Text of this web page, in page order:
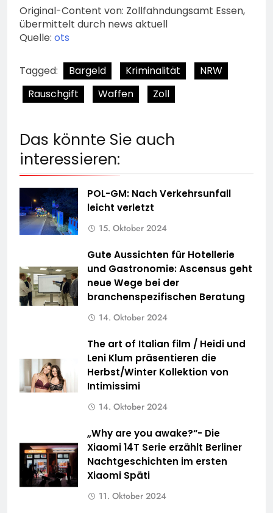
Original-Content von: Zollfahndungsamt Essen,
übermittelt durch news aktuell
Quelle: ots
Tagged: Bargeld Kriminalität
NRW
Rauschgift
Waffen Zoll
Das könnte Sie auch
interessieren:
POL-GM: Nach Verkehrsunfall
leicht verletzt
15. Oktober 2024
Gute Aussichten für Hotellerie
und Gastronomie: Ascensus geht
neue Wege bei der
branchenspezifischen Beratung
14. Oktober 2024
The art of Italian film / Heidi und
Leni Klum präsentieren die
Herbst/Winter Kollektion von
Intimissimi
14. Oktober 2024
„Why are you awake?“- Die
Xiaomi 14T Serie erzählt Berliner
Nachtgeschichten im ersten
Xiaomi Späti
11. Oktober 2024